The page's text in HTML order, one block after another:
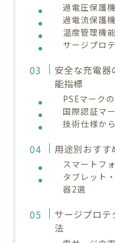
過電圧保護
過電流保護
温度管理機
サージプロ
安全な充電
能指標
PSEマーク
国際認証マ
技術仕様か
用途別おすす
スマートフ
タブレット
器2選
サージプロテ
法